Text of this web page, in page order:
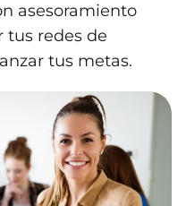
asesoramiento
tus redes de
tus metas.